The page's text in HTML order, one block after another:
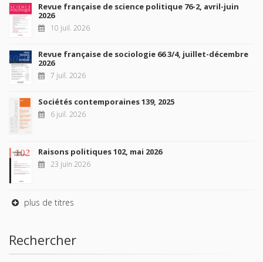
Revue française de science politique 76-2, avril-juin
2026
10 juil. 2026
Revue française de sociologie 66 3/4, juillet-décembre
2026
7 juil. 2026
Sociétés contemporaines 139, 2025
6 juil. 2026
Raisons politiques 102, mai 2026
23 juin 2026
plus de titres
Rechercher